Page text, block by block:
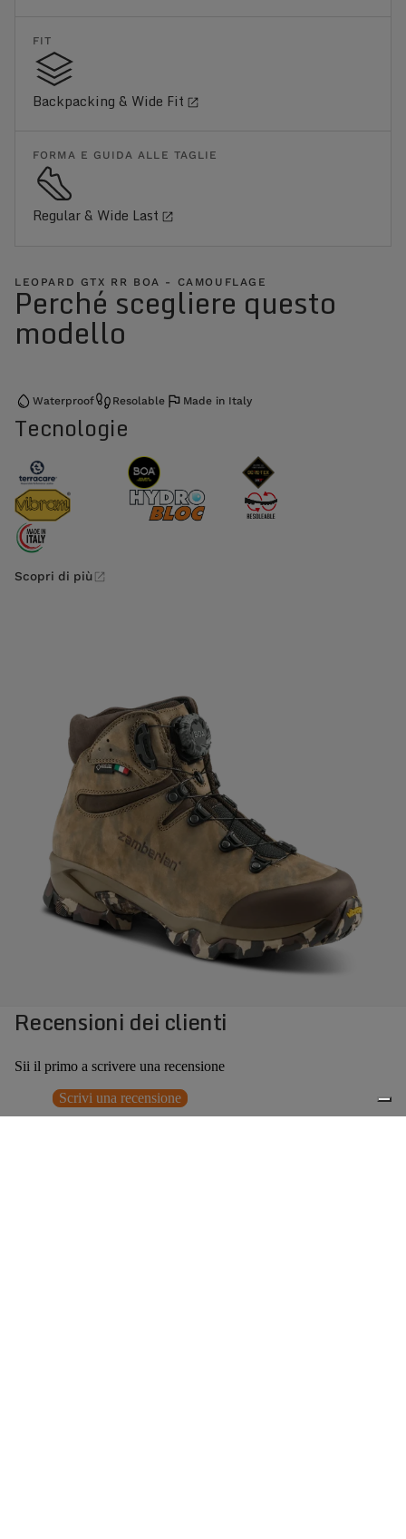
FIT
Backpacking & Wide Fit
FORMA E GUIDA ALLE TAGLIE
Regular & Wide Last
LEOPARD GTX RR BOA - CAMOUFLAGE
Perché scegliere questo
modello
Waterproof Resolable Made in Italy
Tecnologie
Scopri di più
Recensioni dei clienti
Sii il primo a scrivere una recensione
Scrivi una recensione